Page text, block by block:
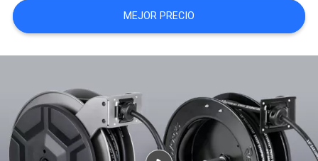
MAPA
DEL
SITIO
PRIVACY
POLICY
MEJOR PRECIO